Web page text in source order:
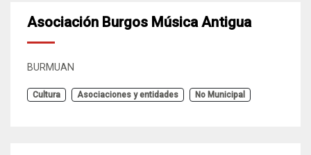
Asociación Burgos Música Antigua
BURMUAN
Cultura Asociaciones y entidades No Municipal